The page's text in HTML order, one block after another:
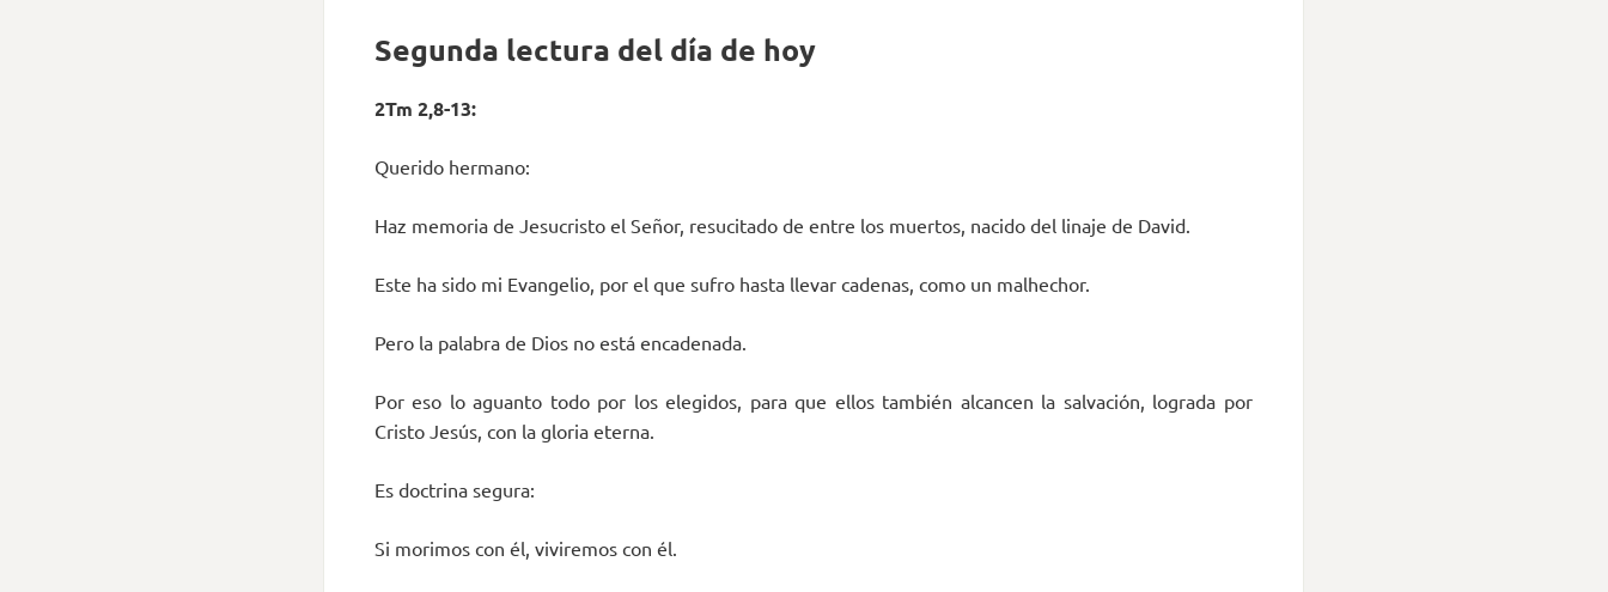
Segunda lectura del día de hoy
2Tm 2,8-13:
Querido hermano:
Haz memoria de Jesucristo el Señor, resucitado de entre los muertos, nacido del linaje de David.
Este ha sido mi Evangelio, por el que sufro hasta llevar cadenas, como un malhechor.
Pero la palabra de Dios no está encadenada.
Por eso lo aguanto todo por los elegidos, para que ellos también alcancen la salvación, lograda por
Cristo Jesús, con la gloria eterna.
Es doctrina segura:
Si morimos con él, viviremos con él.